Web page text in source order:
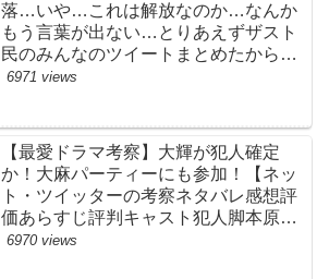
落…いや…これは解放なのか…なんか
もう言葉が出ない…とりあえずザスト
民のみんなのツイートまとめたから見
て…【ザファースト・ネットのネタバ
6971 views
【最愛ドラマ考察】大輝が犯人確定
か！大麻パーティーにも参加！【ネッ
ト・ツイッターの考察ネタバレ感想評
価あらすじ評判キャスト犯人脚本原作
黒幕伏線まとめ・大ちゃん・梨央・加
6970 views